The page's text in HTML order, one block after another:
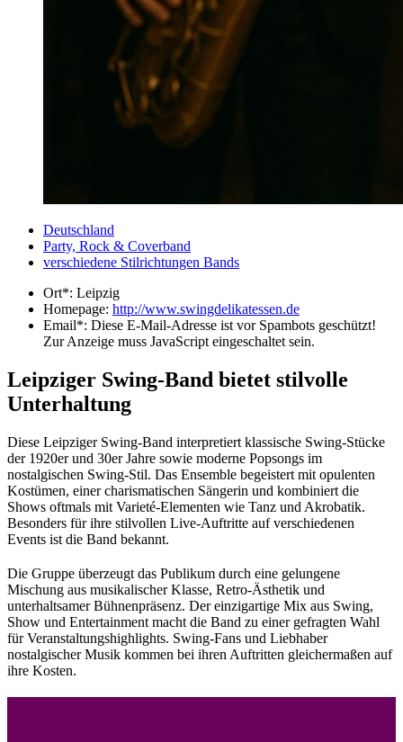
Deutschland
Party, Rock & Coverband
verschiedene Stilrichtungen Bands
Ort*: Leipzig
Homepage: http://www.swingdelikatessen.de
Email*: Diese E-Mail-Adresse ist vor Spambots geschützt!
Zur Anzeige muss JavaScript eingeschaltet sein.
Leipziger Swing-Band bietet stilvolle
Unterhaltung
Diese Leipziger Swing-Band interpretiert klassische Swing-Stücke
der 1920er und 30er Jahre sowie moderne Popsongs im
nostalgischen Swing-Stil. Das Ensemble begeistert mit opulenten
Kostümen, einer charismatischen Sängerin und kombiniert die
Shows oftmals mit Varieté-Elementen wie Tanz und Akrobatik.
Besonders für ihre stilvollen Live-Auftritte auf verschiedenen
Events ist die Band bekannt.
Die Gruppe überzeugt das Publikum durch eine gelungene
Mischung aus musikalischer Klasse, Retro-Ästhetik und
unterhaltsamer Bühnenpräsenz. Der einzigartige Mix aus Swing,
Show und Entertainment macht die Band zu einer gefragten Wahl
für Veranstaltungshighlights. Swing-Fans und Liebhaber
nostalgischer Musik kommen bei ihren Auftritten gleichermaßen auf
ihre Kosten.